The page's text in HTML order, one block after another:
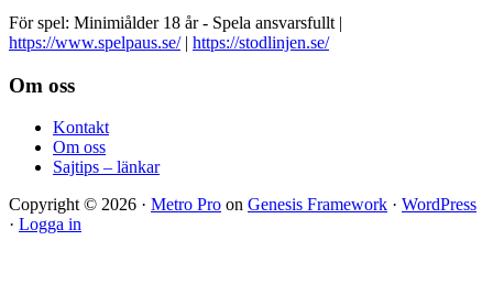
För spel: Minimiålder 18 år - Spela ansvarsfullt |
https://www.spelpaus.se/| https://stodlinjen.se/
Footer
Om oss
Kontakt
Om oss
Sajtips – länkar
Copyright © 2026 · Metro Pro on Genesis Framework · WordPress
· Logga in